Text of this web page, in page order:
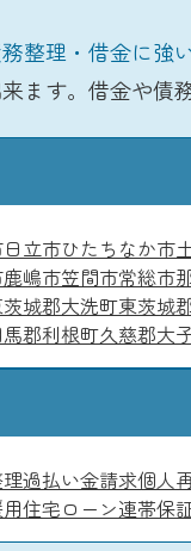
整理・借金に強
ます。借金や債
日立市ひたちなか市
鹿嶋市笠間市常総市
城郡大洗町東茨城
郡利根町久慈郡大
過払い金請求個人
住宅ローン連帯保